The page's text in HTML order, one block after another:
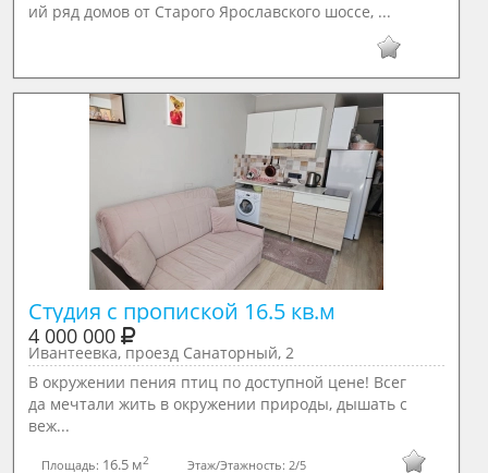
ий ряд домов от Старого Ярославского шоссе, ...
Студия с пропиской 16.5 кв.м
4 000 000
Ивантеевка, проезд Санаторный, 2
В окружении пения птиц по доступной цене! Всег
да мечтали жить в окружении природы, дышать с
веж...
Площадь: 16.5 м2 Этаж/Этажность: 2/5